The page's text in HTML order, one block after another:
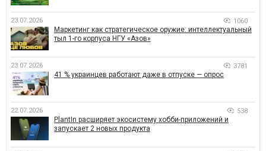
23.07.2026 1060
Маркетинг как стратегическое оружие: интеллектуальный
тыл 1-го корпуса НГУ «Азов»
23.07.2026 3781
41 % украинцев работают даже в отпуске — опрос
22.07.2026 538
PlantIn расширяет экосистему хобби-приложений и
запускает 2 новых продукта